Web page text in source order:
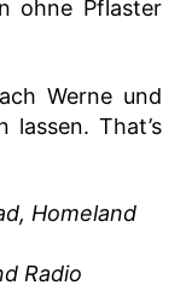
ohne Pflaster
Werne und
lassen. That’s
Homeland
Radio